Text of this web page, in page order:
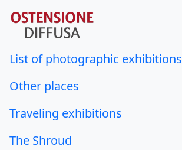
List of photographic exhibitions
Other places
Traveling exhibitions
The Shroud